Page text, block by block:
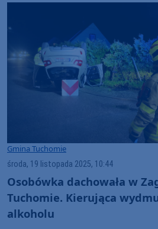
Gmina Tuchomie
środa, 19 listopada 2025, 10:44
Osobówka dachowała w
Tuchomie. Kierująca
alkoholu